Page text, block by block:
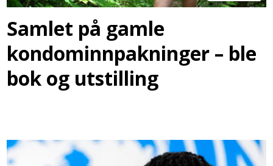
Samlet på gamle
kondominnpakninger – ble
bok og utstilling